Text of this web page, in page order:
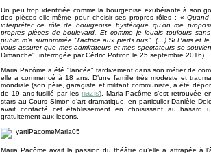
Un peu trop identifiée comme la bourgeoise exubérante à son
des pièces elle-même pour choisir ses propres rôles : « Quand
interpréter ce rôle de bourgeoise hystérique qu’on me
propres pièces de boulevard. Et comme je jouais toujours
public m’a surnommée "l’actrice aux pieds nus". (…) Si Paris et
vous assurer que mes admirateurs et mes spectateurs se
Dimanche", interrogée par Cédric Potiron le 25 septembre 2016).
Maria Pacôme a été "lancée" tardivement dans son métier de
elle a commencé à 18 ans. D’une famille très modeste et
mondiale (son père, garagiste et militant communiste, a été
de 19 ans fusillé par les nazis), Maria Pacôme s’est retrouvée
stars au Cours Simon d’art dramatique, en particulier Danièle
avait contacté cet établissement en choisissant au hasard
gratuitement aux leçons.
Maria Pacôme avait la passion du théâtre qu’elle a attrapée à